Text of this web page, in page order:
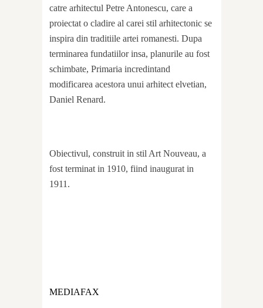
catre arhitectul Petre Antonescu, care a
proiectat o cladire al carei stil arhitectonic se
inspira din traditiile artei romanesti. Dupa
terminarea fundatiilor insa, planurile au fost
schimbate, Primaria incredintand
modificarea acestora unui arhitect elvetian,
Daniel Renard.
Obiectivul, construit in stil Art Nouveau, a
fost terminat in 1910, fiind inaugurat in
1911.
MEDIAFAX